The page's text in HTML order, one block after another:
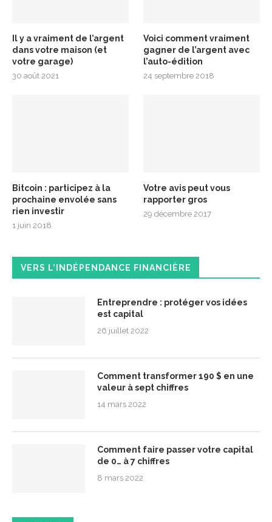
Il y a vraiment de l’argent
dans votre maison (et
votre garage)
30 août 2021
Voici comment vraiment
gagner de l’argent avec
l’auto-édition
24 septembre 2018
Bitcoin : participez à la
prochaine envolée sans
rien investir
1 juin 2018
Votre avis peut vous
rapporter gros
29 décembre 2017
VERS L’INDÉPENDANCE FINANCIÈRE
Entreprendre : protéger vos idées
est capital
26 juillet 2022
Comment transformer 190 $ en une
valeur à sept chiffres
14 mars 2022
Comment faire passer votre capital
de 0… à 7 chiffres
8 mars 2022